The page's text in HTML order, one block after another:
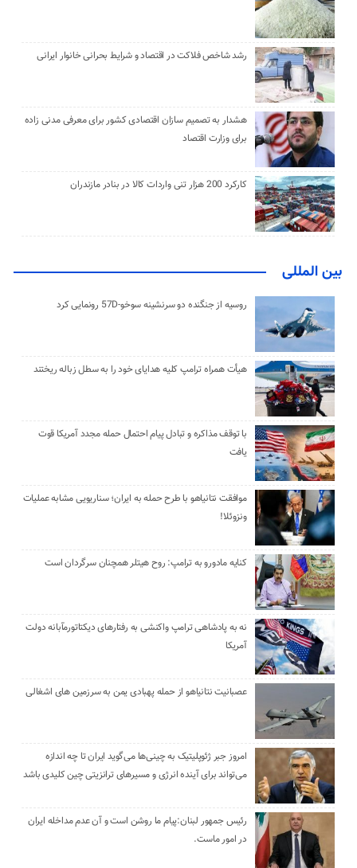
رشد شاخص فلاکت در اقتصاد و شرایط بحرانی خانوار ایرانی
هشدار به تصمیم سازان اقتصادی کشور برای معرفی مدنی زاده
برای وزارت اقتصاد
کارکرد 200 هزار تنی واردات کالا در بنادر مازندران
بین المللی
روسیه از جنگنده دو سرنشینه سوخو-57D رونمایی کرد
هیأت همراه ترامپ کلیه هدایای خود را به سطل زباله ریختند
با توقف مذاکره و تبادل پیام احتمال حمله مجدد آمریکا قوت
یافت
موافقت نتانیاهو با طرح حمله به ایران؛ سناریویی مشابه عملیات
ونزوئلا!
کنایه مادورو به ترامپ: روح هیتلر همچنان سرگردان است
نه به پادشاهی ترامپ واکنشی به رفتارهای دیکتاتورمآبانه دولت
آمریکا
عصبانیت نتانیاهو از حمله پهبادی یمن به سرزمین های اشغالی
امروز جبر ژئوپلیتیک به چینی‌ها می‌گوید ایران تا چه اندازه
می‌تواند برای آینده انرژی و مسیرهای ترانزیتی چین کلیدی باشد
رئیس جمهور لبنان:پیام ما روشن است و آن عدم مداخله ایران
در امور ماست.